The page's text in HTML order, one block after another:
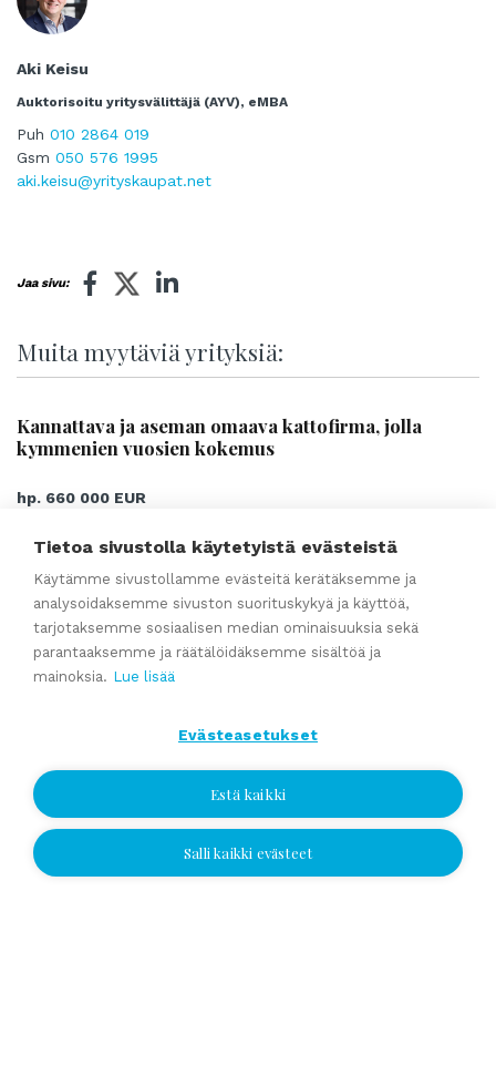
Aki Keisu
Auktorisoitu yritysvälittäjä (AYV), eMBA
Puh 010 2864 019
Gsm 050 576 1995
aki.keisu@yrityskaupat.net
Jaa sivu:
Muita myytäviä yrityksiä:
Kannattava ja aseman omaava kattofirma, jolla
kymmenien vuosien kokemus
hp. 660 000 EUR
Yritys tarjoaa rakennuttajille ja rakennusten kunnossapidosta
vastaaville vesikattotyöt, kattohuollot sekä muut rakennusten
ulkopuoliset vedeneristystyöt.
Palvelut kattavat lähes kaikki katto- ja vedeneristystyöt kuten
kattoremontit, huopakatto remontit, peltikatto remontit,
uudiskohteet, katon korjaukset ja huoltotyöt, kattojen
kuntokartoitukset, raportit ja muut asiantuntijatehtävät sekä
mutta toki palveluja tarjotaan tarvittaessa myös laajasti
Suomessa.
Lue lisää
Tietoa sivustolla käytetyistä evästeistä
Käytämme sivustollamme evästeitä kerätäksemme ja
analysoidaksemme sivuston suorituskykyä ja käyttöä,
tarjotaksemme sosiaalisen median ominaisuuksia sekä
parantaaksemme ja räätälöidäksemme sisältöä ja
mainoksia. Lue lisää
Evästeasetukset
Estä kaikki
Salli kaikki evästeet